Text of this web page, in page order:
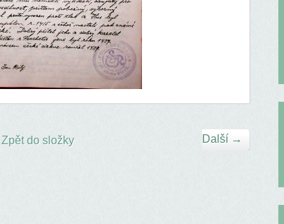
Další →
Zpět do složky